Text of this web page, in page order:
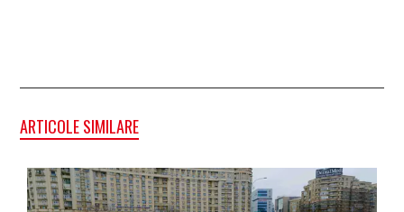
ARTICOLE SIMILARE